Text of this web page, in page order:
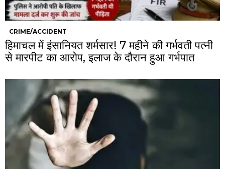
CRIME/ACCIDENT
हिमाचल में इंसानियत शर्मसार! 7 महीने की गर्भवती पत्नी
से मारपीट का आरोप, इलाज के दौरान हुआ गर्भपात